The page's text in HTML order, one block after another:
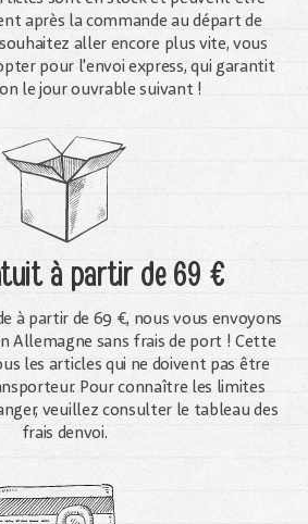
après la commande au départ de
aller encore plus vite, vous
pour l'envoi express, qui garantit
le jour ouvrable suivant !
à partir de 69 €
à partir de 69 €, nous vous envoyons
Allemagne sans frais de port ! Cette
les articles qui ne doivent pas être
Pour connaître les limites
veuillez consulter le tableau des
frais denvoi.